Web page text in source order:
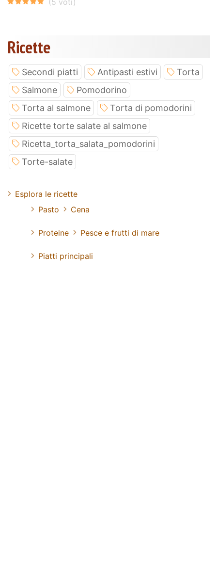
Ricette
Secondi piatti Antipasti estivi
Torta
Salmone
Pomodorino
Torta al salmone
Torta di pomodorini
Ricette torte salate al salmone
Ricetta_torta_salata_pomodorini
Torte-salate
Esplora le ricette
Pasto
Cena
Proteine Pesce e frutti di mare
Piatti principali